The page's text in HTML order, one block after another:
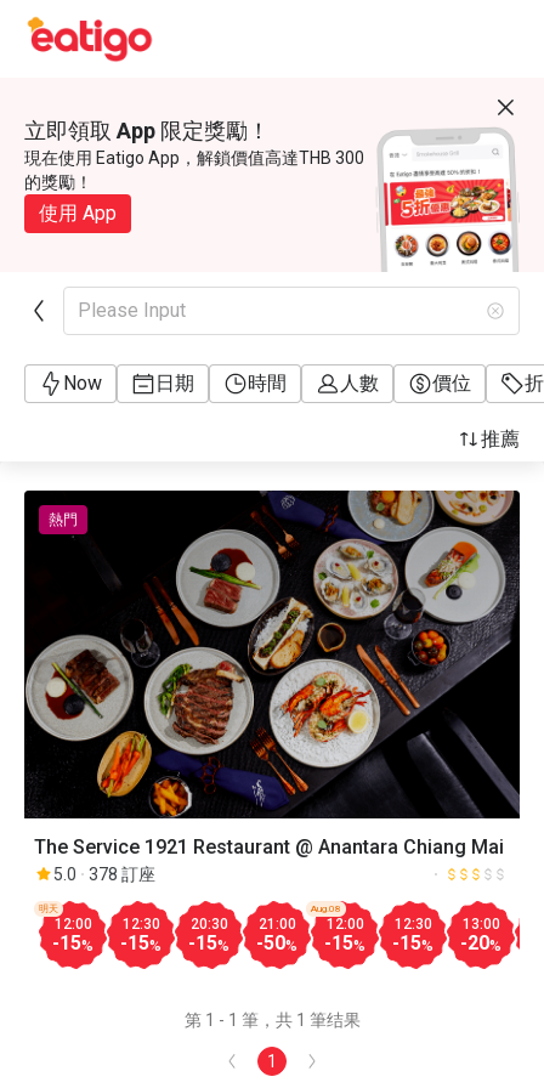
立即領取 App 限定獎勵！
現在使用 Eatigo App，解鎖價值高達THB 300
的獎勵！
使用 App
Please Input
Now 日期 時間 人數 價位
推薦
The Service 1921 Restaurant @ Anantara Chiang Mai
5.0 378 訂座
12:00
-15%
明天
12:30
-15%
20:30
-15%
21:00
-50%
12:00
-15%
Aug.08
12:30
-15%
13:00
-20%
熱門
第 1 - 1 筆，共 1 筆结果
1